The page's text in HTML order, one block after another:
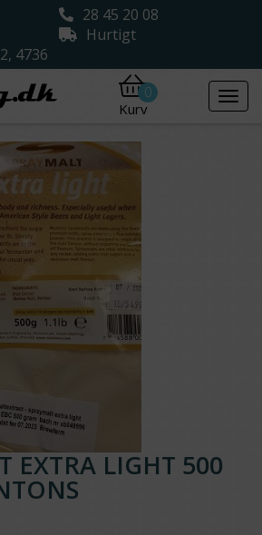
28 45 20 08
Hurtigt
4736
0
Kurv
EXTRA LIGHT 500